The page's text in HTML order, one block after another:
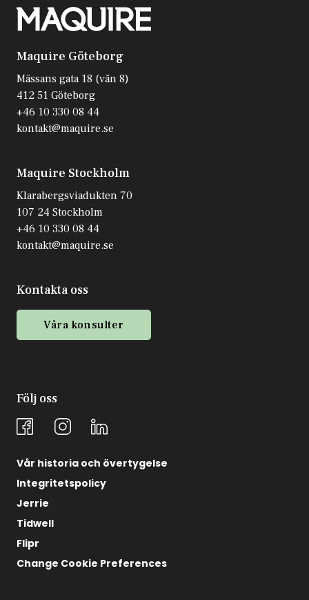
Maquire Göteborg
Mässans gata 18 (vån 8)
412 51 Göteborg
+46 10 330 08 44
kontakt@maquire.se
Maquire Stockholm
Klarabergsviadukten 70
107 24 Stockholm
+46 10 330 08 44
kontakt@maquire.se
Kontakta oss
Våra konsulter
Följ oss
Vår historia och övertygelse
Integritetspolicy
Jerrie
Tidwell
Flipr
Change Cookie Preferences